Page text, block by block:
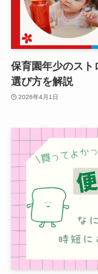
保育園年少のスト
選び方を解説
2026年4月1日